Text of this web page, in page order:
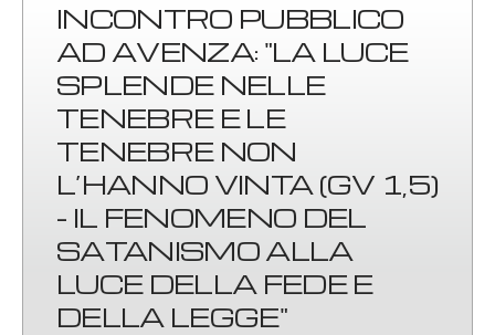
INCONTRO PUBBLICO
AD AVENZA: "LA LUCE
SPLENDE NELLE
TENEBRE E LE
TENEBRE NON
L’HANNO VINTA (GV 1,5)
- IL FENOMENO DEL
SATANISMO ALLA
LUCE DELLA FEDE E
DELLA LEGGE"